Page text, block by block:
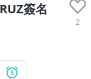
簽名
2